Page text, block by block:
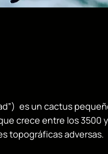
es un cactus
crece entre los 3500
topográficas adversas.